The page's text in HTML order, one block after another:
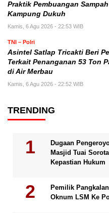
Praktik Pembuangan
Kampung Dukuh
Kamis, 6 Agu 2026 - 22:53 WIB
TNI – Polri
Asintel Satlap Tricakti Beri
Terkait Penanganan 53 Ton
di Air Merbau
Kamis, 6 Agu 2026 - 22:52 WIB
TRENDING
Dugaan
Masjid Tuai
Kepastian Hukum
Pemilik
Oknum LSM Ke